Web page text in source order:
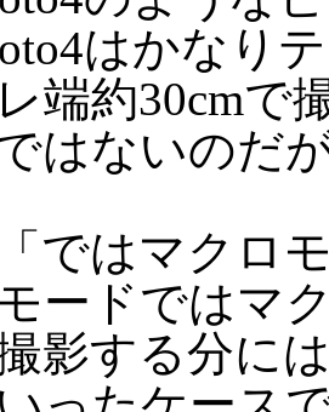
はかなり
端約30cmで
はないのだ
ではマクロ
ードではマ
影する分に